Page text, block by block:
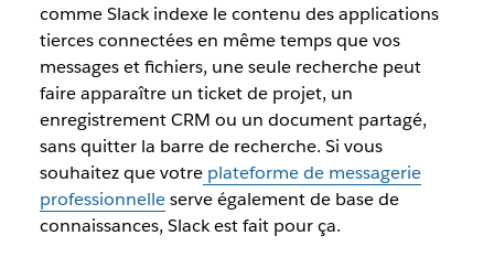
comme Slack indexe le contenu des applications
tierces connectées en même temps que vos
messages et fichiers, une seule recherche peut
faire apparaître un ticket de projet, un
enregistrement CRM ou un document partagé,
sans quitter la barre de recherche. Si vous
souhaitez que votre plateforme de messagerie
professionnelleserve également de base de
connaissances, Slack est fait pour ça.